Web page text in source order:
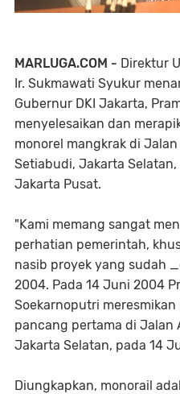
MARLUGA.COM - Direktur
Ir. Sukmawati Syukur
Gubernur DKI Jakarta,
menyelesaikan dan
monorel mangkrak di
Setiabudi, Jakarta
Jakarta Pusat.
"Kami memang sangat
perhatian pemerintah,
nasib proyek yang sudah
2004. Pada 14 Juni 2004
Soekarnoputri
pancang pertama di Jalan
Jakarta Selatan, pada 14
Diungkapkan, monorail